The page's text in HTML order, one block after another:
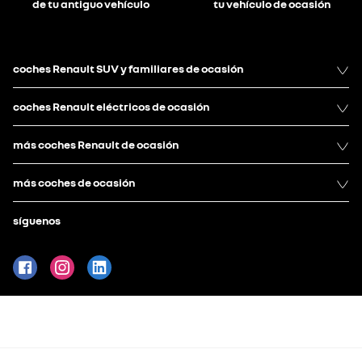
de tu antiguo vehículo tu vehículo de ocasión
coches Renault SUV y familiares de ocasión
coches Renault eléctricos de ocasión
más coches Renault de ocasión
más coches de ocasión
síguenos